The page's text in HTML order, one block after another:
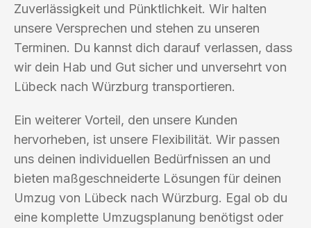
Zuverlässigkeit und Pünktlichkeit. Wir halten
unsere Versprechen und stehen zu unseren
Terminen. Du kannst dich darauf verlassen, dass
wir dein Hab und Gut sicher und unversehrt von
Lübeck nach Würzburg transportieren.
Ein weiterer Vorteil, den unsere Kunden
hervorheben, ist unsere Flexibilität. Wir passen
uns deinen individuellen Bedürfnissen an und
bieten maßgeschneiderte Lösungen für deinen
Umzug von Lübeck nach Würzburg. Egal ob du
eine komplette Umzugsplanung benötigst oder